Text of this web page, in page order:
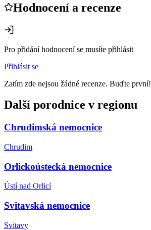
Hodnocení a recenze
Pro přidání hodnocení se musíte přihlásit
Přihlásit se
Zatím zde nejsou žádné recenze. Buďte první!
Další porodnice v regionu
Chrudimská nemocnice
Chrudim
Orlickoústecká nemocnice
Ústí nad Orlicí
Svitavská nemocnice
Svitavy